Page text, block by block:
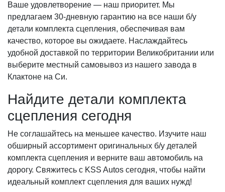
Ваше удовлетворение — наш приоритет. Мы
предлагаем 30-дневную гарантию на все наши б/у
детали комплекта сцепления, обеспечивая вам
качество, которое вы ожидаете. Наслаждайтесь
удобной доставкой по территории Великобритании или
выберите местный самовывоз из нашего завода в
Клактоне на Си.
Найдите детали комплекта
сцепления сегодня
Не соглашайтесь на меньшее качество. Изучите наш
обширный ассортимент оригинальных б/у деталей
комплекта сцепления и верните ваш автомобиль на
дорогу. Свяжитесь с KSS Autos сегодня, чтобы найти
идеальный комплект сцепления для ваших нужд!